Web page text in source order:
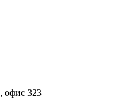
офис 323